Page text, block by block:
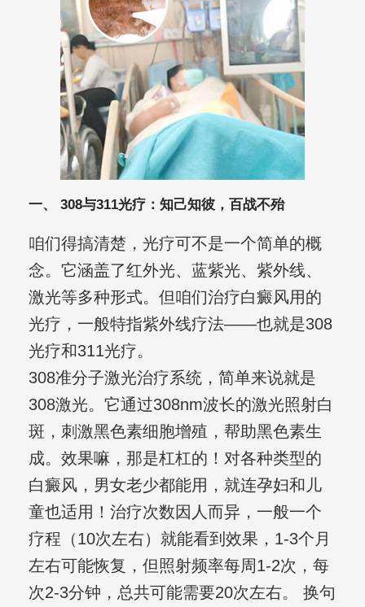
一、 308与311光疗：知己知彼，百战不殆
咱们得搞清楚，光疗可不是一个简单的概
念。它涵盖了红外光、蓝紫光、紫外线、
激光等多种形式。但咱们治疗白癜风用的
光疗，一般特指紫外线疗法——也就是308
光疗和311光疗。
308准分子激光治疗系统，简单来说就是
308激光。它通过308nm波长的激光照射白
斑，刺激黑色素细胞增殖，帮助黑色素生
成。效果嘛，那是杠杠的！对各种类型的
白癜风，男女老少都能用，就连孕妇和儿
童也适用！治疗次数因人而异，一般一个
疗程（10次左右）就能看到效果，1-3个月
左右可能恢复，但照射频率每周1-2次，每
次2-3分钟，总共可能需要20次左右。 换句